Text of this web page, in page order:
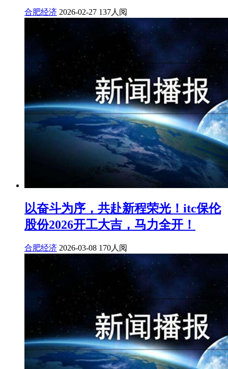
合肥经济 2026-02-27 137人阅
以奋斗为序，共赴新程荣光！itc保伦
股份2026开工大吉，马力全开！
合肥经济 2026-03-08 170人阅